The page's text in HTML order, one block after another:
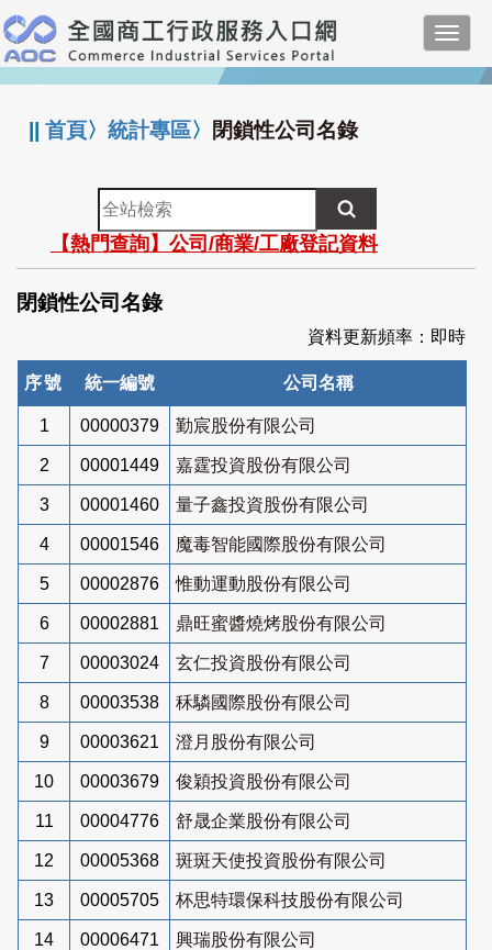
跳
到
主
要
:::
||首頁〉統計專區〉 閉鎖性公司名錄
全
站
檢
索
【熱門查詢】公司/商業/工廠登記資料
閉鎖性公司名錄
資料更新頻率：即時
序號 統一編號 公司名稱
1 00000379 勤宸股份有限公司
2 00001449 嘉霆投資股份有限公司
3 00001460 量子鑫投資股份有限公司
4 00001546 魔毒智能國際股份有限公司
5 00002876 惟動運動股份有限公司
6 00002881 鼎旺蜜醬燒烤股份有限公司
7 00003024 玄仁投資股份有限公司
8 00003538 秝驎國際股份有限公司
9 00003621 澄月股份有限公司
10 00003679 俊穎投資股份有限公司
11 00004776 舒晟企業股份有限公司
12 00005368 斑斑天使投資股份有限公司
13 00005705 杯思特環保科技股份有限公司
14 00006471 興瑞股份有限公司